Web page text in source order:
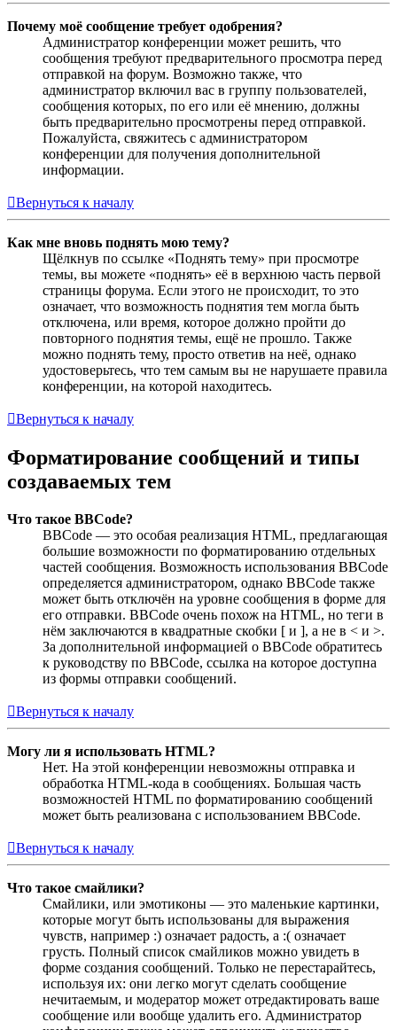
Почему моё сообщение требует одобрения?
Администратор конференции может решить, что
сообщения требуют предварительного просмотра перед
отправкой на форум. Возможно также, что
администратор включил вас в группу пользователей,
сообщения которых, по его или её мнению, должны
быть предварительно просмотрены перед отправкой.
Пожалуйста, свяжитесь с администратором
конференции для получения дополнительной
информации.
Вернуться к началу
Как мне вновь поднять мою тему?
Щёлкнув по ссылке «Поднять тему» при просмотре
темы, вы можете «поднять» её в верхнюю часть первой
страницы форума. Если этого не происходит, то это
означает, что возможность поднятия тем могла быть
отключена, или время, которое должно пройти до
повторного поднятия темы, ещё не прошло. Также
можно поднять тему, просто ответив на неё, однако
удостоверьтесь, что тем самым вы не нарушаете правила
конференции, на которой находитесь.
Вернуться к началу
Форматирование сообщений и типы
создаваемых тем
Что такое BBCode?
BBCode — это особая реализация HTML, предлагающая
большие возможности по форматированию отдельных
частей сообщения. Возможность использования BBCode
определяется администратором, однако BBCode также
может быть отключён на уровне сообщения в форме для
его отправки. BBCode очень похож на HTML, но теги в
нём заключаются в квадратные скобки [ и ], а не в < и >.
За дополнительной информацией о BBCode обратитесь
к руководству по BBCode, ссылка на которое доступна
из формы отправки сообщений.
Вернуться к началу
Могу ли я использовать HTML?
Нет. На этой конференции невозможны отправка и
обработка HTML-кода в сообщениях. Большая часть
возможностей HTML по форматированию сообщений
может быть реализована с использованием BBCode.
Вернуться к началу
Что такое смайлики?
Смайлики, или эмотиконы — это маленькие картинки,
которые могут быть использованы для выражения
чувств, например :) означает радость, а :( означает
грусть. Полный список смайликов можно увидеть в
форме создания сообщений. Только не перестарайтесь,
используя их: они легко могут сделать сообщение
нечитаемым, и модератор может отредактировать ваше
сообщение или вообще удалить его. Администратор